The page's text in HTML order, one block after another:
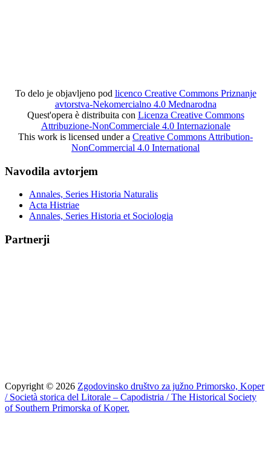
To delo je objavljeno pod licenco Creative Commons Priznanje
avtorstva-Nekomercialno 4.0 Mednarodna
Quest'opera è distribuita con Licenza Creative Commons
Attribuzione-NonCommerciale 4.0 Internazionale
This work is licensed under a Creative Commons Attribution-
NonCommercial 4.0 International
Navodila avtorjem
Annales, Series Historia Naturalis
Acta Histriae
Annales, Series Historia et Sociologia
Partnerji
Copyright © 2026 Zgodovinsko društvo za južno Primorsko, Koper
/ Società storica del Litorale – Capodistria / The Historical Society
of Southern Primorska of Koper.